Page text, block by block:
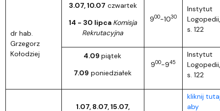
dr hab.
Grzegorz
Kołodziej
3.07, 10.07 czwartek
14 - 30 lipca Komisja
Rekrutacyjna
900-1030
Instytut
Logopedii,
s. 122
4.09 piątek
7.09 poniedziałek
900-945
Instytut
Logopedii,
s. 122
1.07, 8.07, 15.07,
kliknij
aby